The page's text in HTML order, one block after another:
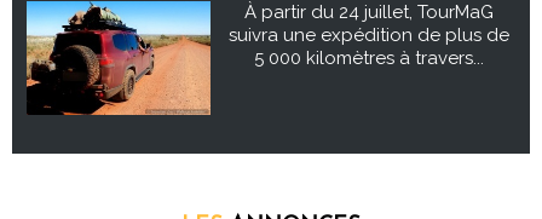
À partir du 24 juillet, TourMaG
suivra une expédition de plus de
5 000 kilomètres à travers...